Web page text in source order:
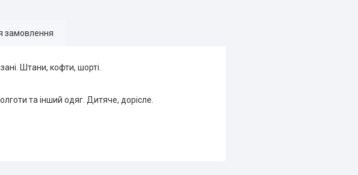
замовлення
Штани, кофти, шорті.
та інший одяг. Дитяче, дорісле.